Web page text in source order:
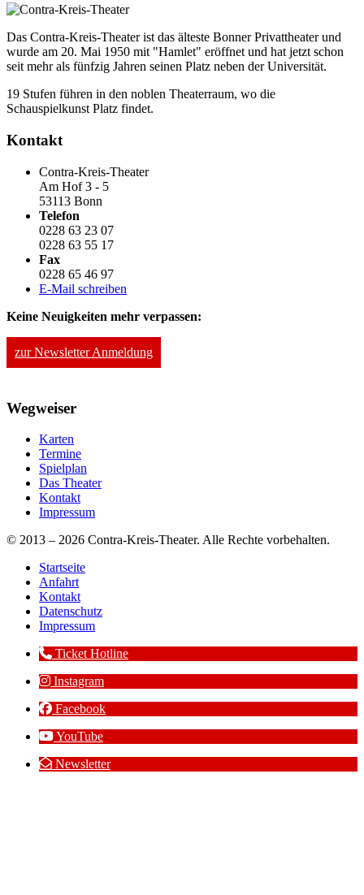
Das Contra-Kreis-Theater ist das älteste Bonner Privattheater und
wurde am 20. Mai 1950 mit "Hamlet" eröffnet und hat jetzt schon
seit mehr als fünfzig Jahren seinen Platz neben der Universität.
19 Stufen führen in den noblen Theaterraum, wo die
Schauspielkunst Platz findet.
Kontakt
Contra-Kreis-Theater
Am Hof 3 - 5
53113 Bonn
Telefon
0228 63 23 07
0228 63 55 17
Fax
0228 65 46 97
E-Mail schreiben
Keine Neuigkeiten mehr verpassen:
zur Newsletter Anmeldung
Wegweiser
Karten
Termine
Spielplan
Das Theater
Kontakt
Impressum
© 2013 – 2026 Contra-Kreis-Theater. Alle Rechte vorbehalten.
Startseite
Anfahrt
Kontakt
Datenschutz
Impressum
Ticket Hotline
Instagram
Facebook
YouTube
Newsletter